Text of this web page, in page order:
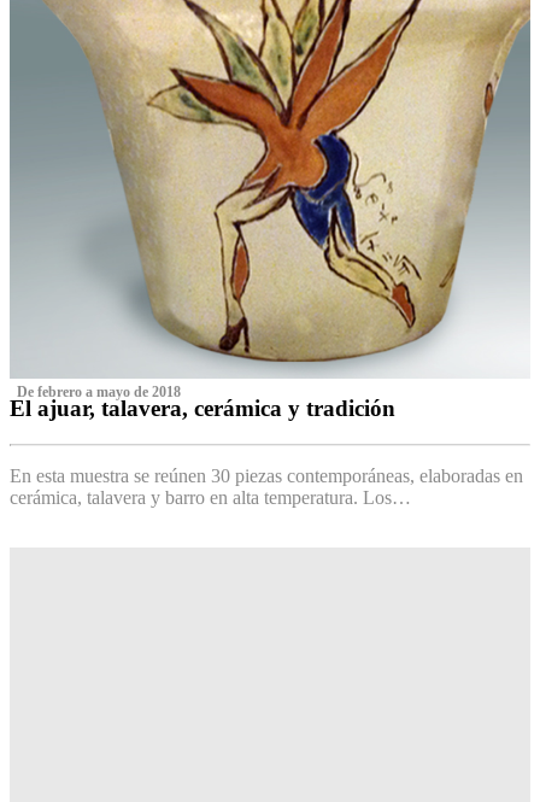
‌ De febrero a mayo de 2018
El ajuar, talavera, cerámica y tradición
En esta muestra se reúnen 30 piezas contemporáneas, elaboradas en
cerámica, talavera y barro en alta temperatura. Los…